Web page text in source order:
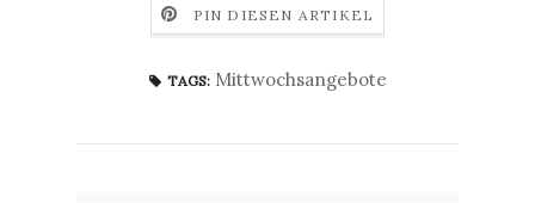
PIN DIESEN ARTIKEL
TAGS: Mittwochsangebote